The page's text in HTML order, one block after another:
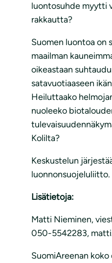
luontosuhde myytti
rakkautta?
Suomen luontoa on
maailman
oikeastaan
satavuotiaaseen
Heiluttaako
nuoleeko
Kolilta?
Keskustelun
luonnonsuojeluliitto.
Lisätietoja:
Matti Nieminen,
050-5542283,
SuomiAreenan koko